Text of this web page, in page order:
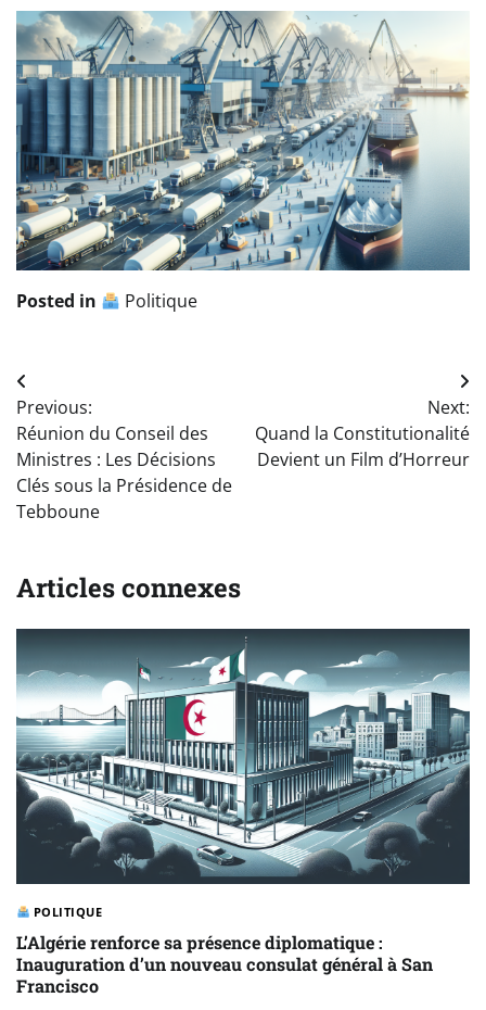
Posted in Politique
Navigation
de
l’article
Previous:
Réunion du Conseil des
Ministres : Les Décisions
Clés sous la Présidence de
Tebboune
Next:
Quand la Constitutionalité
Devient un Film d’Horreur
Articles connexes
POLITIQUE
L’Algérie renforce sa présence diplomatique :
Inauguration d’un nouveau consulat général à San
Francisco